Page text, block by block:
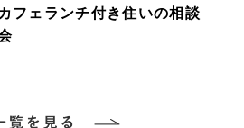
カフェランチ付き住いの相談